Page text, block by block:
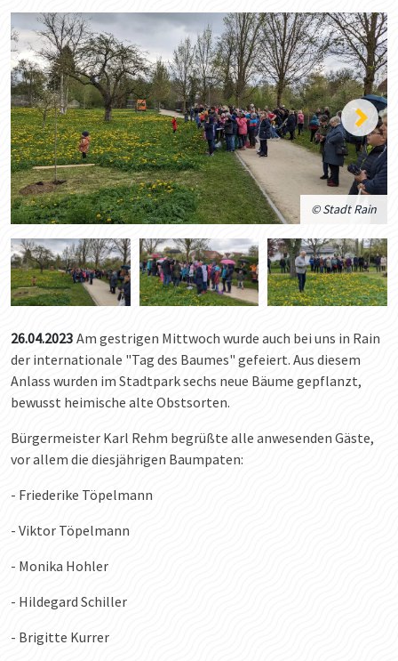
© Stadt Rain
26.04.2023 Am gestrigen Mittwoch wurde auch bei uns in Rain
der internationale "Tag des Baumes" gefeiert. Aus diesem
Anlass wurden im Stadtpark sechs neue Bäume gepflanzt,
bewusst heimische alte Obstsorten.
Bürgermeister Karl Rehm begrüßte alle anwesenden Gäste,
vor allem die diesjährigen Baumpaten:
- Friederike Töpelmann
- Viktor Töpelmann
- Monika Hohler
- Hildegard Schiller
- Brigitte Kurrer